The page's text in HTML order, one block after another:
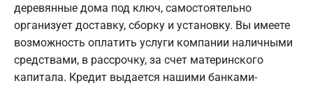
деревянные дома под ключ, самостоятельно
организует доставку, сборку и установку. Вы имеете
возможность оплатить услуги компании наличными
средствами, в рассрочку, за счет материнского
капитала. Кредит выдается нашими банками-